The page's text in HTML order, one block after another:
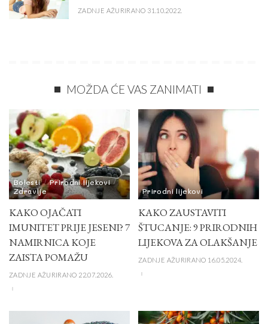
ZADNJE AŽURIRANO 31.10.2022.
MOŽDA ĆE VAS ZANIMATI
Bolesti
Prirodni lijekovi
Zdravlje
KAKO OJAČATI
IMUNITET PRIJE JESENI? 7
NAMIRNICA KOJE
ZAISTA POMAŽU
ZADNJE AŽURIRANO 22.07.2026.
Prirodni lijekovi
KAKO ZAUSTAVITI
ŠTUCANJE: 9 PRIRODNIH
LIJEKOVA ZA OLAKŠANJE
ZADNJE AŽURIRANO 16.05.2024.